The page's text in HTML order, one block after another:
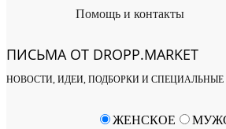
Помощь и контакты
ПИСЬМА ОТ DROPP.MARKET
НОВОСТИ, ИДЕИ, ПОДБОРКИ И
ЖЕНСКОЕ